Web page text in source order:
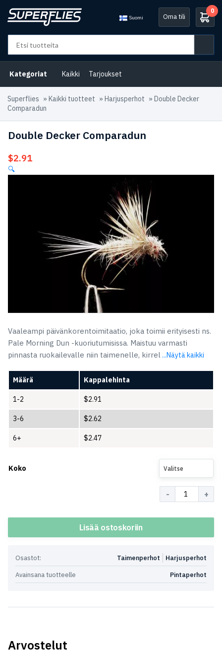
Suomi Oma tili
0
Kategoriat Kaikki Tarjoukset
Superflies » Kaikki tuotteet » Harjusperhot » Double Decker
Comparadun
Double Decker Comparadun
$2.91
🔍
Vaaleampi päivänkorentoimitaatio, joka toimii erityisesti ns.
Pale Morning Dun -kuoriutumisissa. Maistuu varmasti
pinnasta ruokailevalle niin taimenelle, kirrel...Näytä kaikki
Määrä Kappalehinta
1-2 $2.91
3-6 $2.62
6+ $2.47
Koko Valitse
Lisää ostoskoriin
Osastot: Harjusperhot
Taimenperhot
Avainsana tuotteelle
Pintaperhot
Arvostelut